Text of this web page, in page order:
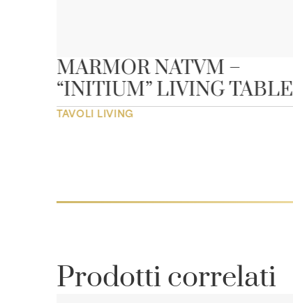
MARMOR NATVM –
“INITIUM” LIVING TABLE
TAVOLI LIVING
Prodotti correlati